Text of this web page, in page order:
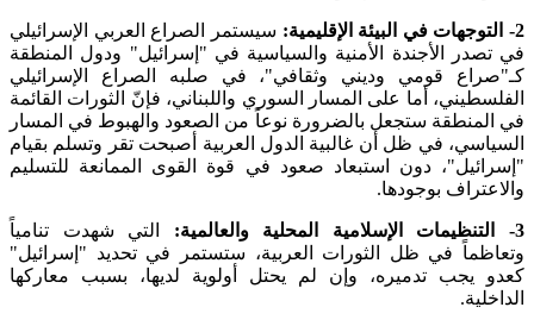
2- التوجهات في البيئة الإقليمية:
سيستمر الصراع العربي الإسرائيلي
في تصدر الأجندة الأمنية والسياسية في "إسرائيل" ودول المنطقة
كـ"صراع قومي وديني وثقافي"، في صلبه الصراع الإسرائيلي
الفلسطيني، أما على المسار السوري واللبناني، فإنّ الثورات القائمة
في المنطقة ستجعل بالضرورة نوعاً من الصعود والهبوط في المسار
السياسي، في ظل أن غالبية الدول العربية أصبحت تقر وتسلم بقيام
"إسرائيل"، دون استبعاد صعود في قوة القوى الممانعة للتسليم
والاعتراف بوجودها.
3- التنظيمات الإسلامية المحلية والعالمية:
التي شهدت تنامياً
وتعاظماً في ظل الثورات العربية، ستستمر في تحديد "إسرائيل"
كعدو يجب تدميره، وإن لم يحتل أولوية لديها، بسبب معاركها
الداخلية.